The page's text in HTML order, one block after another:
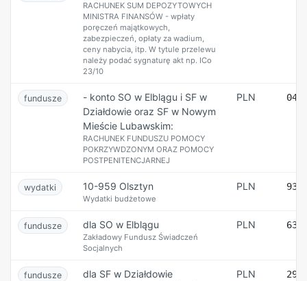
RACHUNEK SUM DEPOZYTOWYCH
MINISTRA FINANSÓW - wpłaty
poręczeń majątkowych,
zabezpieczeń, opłaty za wadium,
ceny nabycia, itp. W tytule przelewu
należy podać sygnaturę akt np. ICo
23/10
fundusze
- konto SO w Elblągu i SF w
Działdowie oraz SF w Nowym
Mieście Lubawskim:
RACHUNEK FUNDUSZU POMOCY
POKRZYWDZONYM ORAZ POMOCY
POSTPENITENCJARNEJ
PLN 04
wydatki 10-959 Olsztyn
Wydatki budżetowe
PLN 93
fundusze dla SO w Elblągu
Zakładowy Fundusz Świadczeń
Socjalnych
PLN 63
fundusze dla SF w Działdowie PLN 29